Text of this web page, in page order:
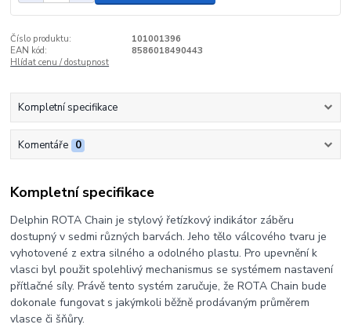
Číslo produktu:
101001396
EAN kód:
8586018490443
Hlídat cenu / dostupnost
Kompletní specifikace
Komentáře 0
Kompletní specifikace
Delphin ROTA Chain je stylový řetízkový indikátor záběru
dostupný v sedmi různých barvách. Jeho tělo válcového tvaru je
vyhotovené z extra silného a odolného plastu. Pro upevnění k
vlasci byl použit spolehlivý mechanismus se systémem nastavení
přítlačné síly. Právě tento systém zaručuje, že ROTA Chain bude
dokonale fungovat s jakýmkoli běžně prodávaným průměrem
vlasce či šňůry.